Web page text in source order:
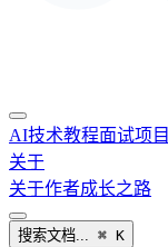
AI技术教程面试项目
关于
关于作者成长之路
搜索文档... ⌘ K